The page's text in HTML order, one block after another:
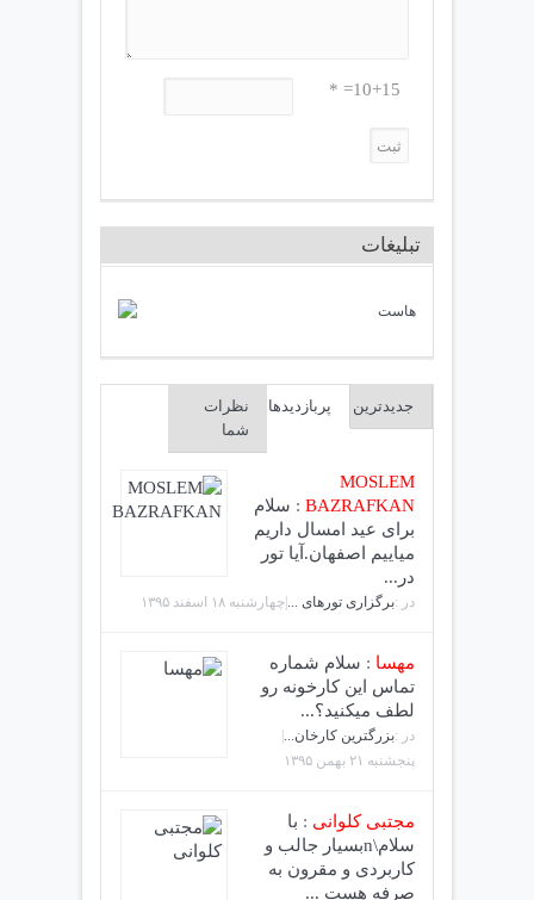
10+15= *
تبلیغات
جدیدترین پربازدیدها
نظرات
شما
MOSLEM
BAZRAFKAN
: سلام
برای عید امسال داریم
میاییم اصفهان.آیا تور
در...
در :برگزاری تورهای ... |چهارشنبه ۱۸ اسفند ۱۳۹۵
مهسا : سلام شماره
تماس این کارخونه رو
لطف میکنید؟...
در :بزرگترین کارخان...
پنجشنبه ۲۱ بهمن ۱۳۹۵
مجتبی کلوانی : با
سلام\nبسیار جالب و
کاربردی و مقرون به
صرفه هست ...